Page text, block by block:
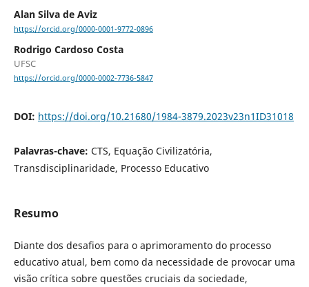
Alan Silva de Aviz
https://orcid.org/0000-0001-9772-0896
Rodrigo Cardoso Costa
UFSC
https://orcid.org/0000-0002-7736-5847
DOI: https://doi.org/10.21680/1984-3879.2023v23n1ID31018
Palavras-chave: CTS, Equação Civilizatória,
Transdisciplinaridade, Processo Educativo
Resumo
Diante dos desafios para o aprimoramento do processo
educativo atual, bem como da necessidade de provocar uma
visão crítica sobre questões cruciais da sociedade,